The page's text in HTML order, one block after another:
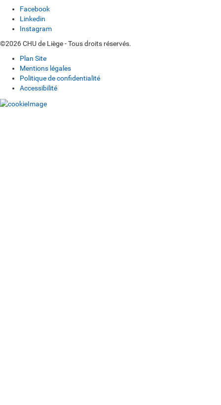
Facebook
Linkedin
Instagram
©2026 CHU de Liège - Tous droits réservés.
Plan Site
Mentions légales
Politique de confidentialité
Accessibilité